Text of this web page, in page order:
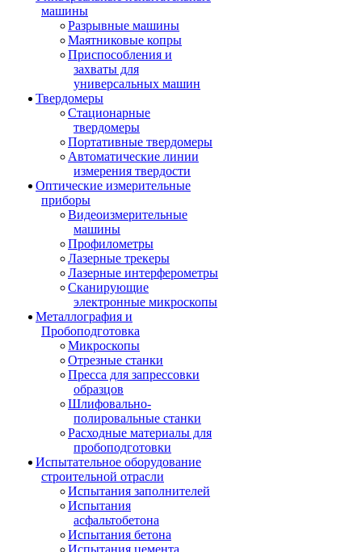
машины
Разрывные машины
Маятниковые копры
Приспособления и
захваты для
универсальных машин
Твердомеры
Стационарные
твердомеры
Портативные твердомеры
Автоматические линии
измерения твердости
Оптические измерительные
приборы
Видеоизмерительные
машины
Профилометры
Лазерные трекеры
Лазерные интерферометры
Сканирующие
электронные микроскопы
Металлография и
Пробоподготовка
Микроскопы
Отрезные станки
Пресса для запрессовки
образцов
Шлифовально-
полировальные станки
Расходные материалы для
пробоподготовки
Испытательное оборудование
строительной отрасли
Испытания заполнителей
Испытания
асфальтобетона
Испытания бетона
Испытания цемента